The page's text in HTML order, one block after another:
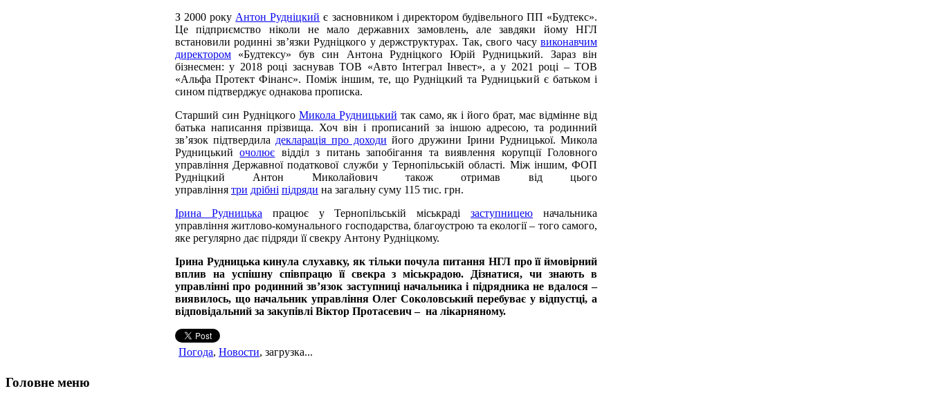
З 2000 року Антон Рудніцкий є засновником і директором будівельного ПП «Будтекс».
Це підприємство ніколи не мало державних замовлень, але завдяки йому НГЛ
встановили родинні зв’язки Рудніцкого у держструктурах. Так, свого часу виконавчим
директором «Будтексу» був син Антона Рудніцкого Юрій Рудницький. Зараз він
бізнесмен: у 2018 році заснував ТОВ «Авто Інтеграл Інвест», а у 2021 році – ТОВ
«Альфа Протект Фінанс». Поміж іншим, те, що Рудніцкий та Рудницький є батьком і
сином підтверджує однакова прописка.
Старший син Рудніцкого Микола Рудницький так само, як і його брат, має відмінне від
батька написання прізвища. Хоч він і прописаний за іншою адресою, та родинний
зв’язок підтвердила декларація про доходи його дружини Ірини Рудницької. Микола
Рудницькийочолює відділ з питань запобігання та виявлення корупції Головного
управління Державної податкової служби у Тернопільській області. Між іншим, ФОП
Рудніцкий Антон Миколайович також отримав від цього
управління три дрібні підряди на загальну суму 115 тис. грн.
Ірина Рудницька працює у Тернопільській міськрадізаступницею начальника
управління житлово-комунального господарства, благоустрою та екології – того самого,
яке регулярно дає підряди її свекру Антону Рудніцкому.
Ірина Рудницька кинула слухавку, як тільки почула питання НГЛ про її ймовірний
вплив на успішну співпрацю її свекра з міськрадою. Дізнатися, чи знають в
управлінні про родинний зв’язок заступниці начальника і підрядника не вдалося –
виявилось, що начальник управління Олег Соколовський перебуває у відпустці, а
відповідальний за закупівлі Віктор Протасевич – на лікарняному.
Погода, Новости, загрузка...
Головне меню